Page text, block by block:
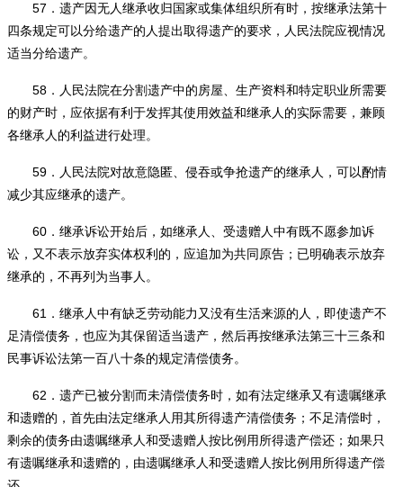
57 ．遗产因无人继承收归国家或集体组织所有时，按继承法第十
四条规定可以分给遗产的人提出取得遗产的要求，人民法院应视情况
适当分给遗产。
58 ．人民法院在分割遗产中的房屋、生产资料和特定职业所需要
的财产时，应依据有利于发挥其使用效益和继承人的实际需要，兼顾
各继承人的利益进行处理。
59 ．人民法院对故意隐匿、侵吞或争抢遗产的继承人，可以酌情
减少其应继承的遗产。
60 ．继承诉讼开始后，如继承人、受遗赠人中有既不愿参加诉
讼，又不表示放弃实体权利的，应追加为共同原告；已明确表示放弃
继承的，不再列为当事人。
61 ．继承人中有缺乏劳动能力又没有生活来源的人，即使遗产不
足清偿债务，也应为其保留适当遗产，然后再按继承法第三十三条和
民事诉讼法第一百八十条的规定清偿债务。
62 ．遗产已被分割而未清偿债务时，如有法定继承又有遗嘱继承
和遗赠的，首先由法定继承人用其所得遗产清偿债务；不足清偿时，
剩余的债务由遗嘱继承人和受遗赠人按比例用所得遗产偿还；如果只
有遗嘱继承和遗赠的，由遗嘱继承人和受遗赠人按比例用所得遗产偿